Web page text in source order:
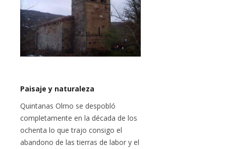
Paisaje y naturaleza
Quintanas Olmo se despobló
completamente en la década de los
ochenta lo que trajo consigo el
abandono de las tierras de labor y el